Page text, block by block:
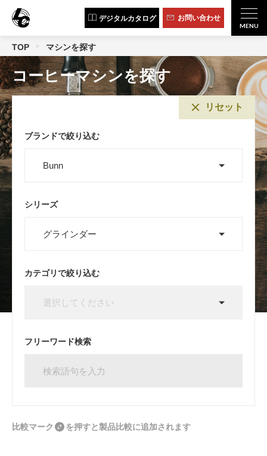
デジタルカタログ お問い合わせ
TOP マシンを探す
コーヒーマシンを探す
ブランドで絞り込む
シリーズ
カテゴリで絞り込む
フリーワード検索
リセット
比較マーク を押すと製品比較に追加されます